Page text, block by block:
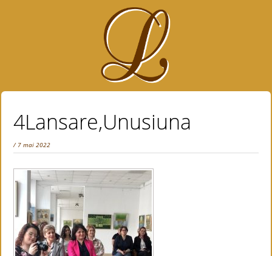
4Lansare,Unusiuna
/ 7 mai 2022